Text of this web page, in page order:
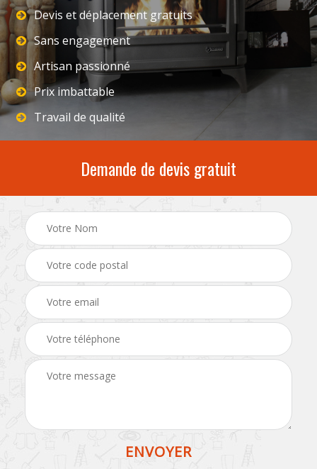
Devis et déplacement gratuits
Sans engagement
Artisan passionné
Prix imbattable
Travail de qualité
Demande de devis gratuit